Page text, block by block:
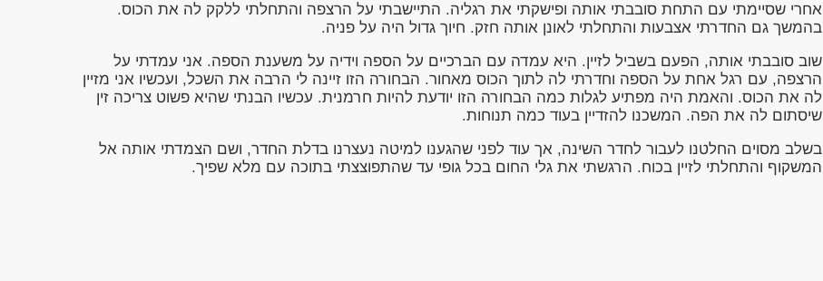
אחרי שסיימתי עם התחת סובבתי אותה ופישקתי את רגליה. התיישבתי על הרצפה והתחלתי ללקק לה את הכוס.
בהמשך גם החדרתי אצבעות והתחלתי לאונן אותה חזק. חיוך גדול היה על פניה.
שוב סובבתי אותה, הפעם בשביל לזיין. היא עמדה עם הברכיים על הספה וידיה על משענת הספה. אני עמדתי על
הרצפה, עם רגל אחת על הספה וחדרתי לה לתוך הכוס מאחור. הבחורה הזו זיינה לי הרבה את השכל, ועכשיו אני מזיין
לה את הכוס. והאמת היה מפתיע לגלות כמה הבחורה הזו יודעת להיות חרמנית. עכשיו הבנתי שהיא פשוט צריכה זין
שיסתום לה את הפה. המשכנו להזדיין בעוד כמה תנוחות.
בשלב מסוים החלטנו לעבור לחדר השינה, אך עוד לפני שהגענו למיטה נעצרנו בדלת החדר, ושם הצמדתי אותה אל
המשקוף והתחלתי לזיין בכוח. הרגשתי את גלי החום בכל גופי עד שהתפוצצתי בתוכה עם מלא שפיך.